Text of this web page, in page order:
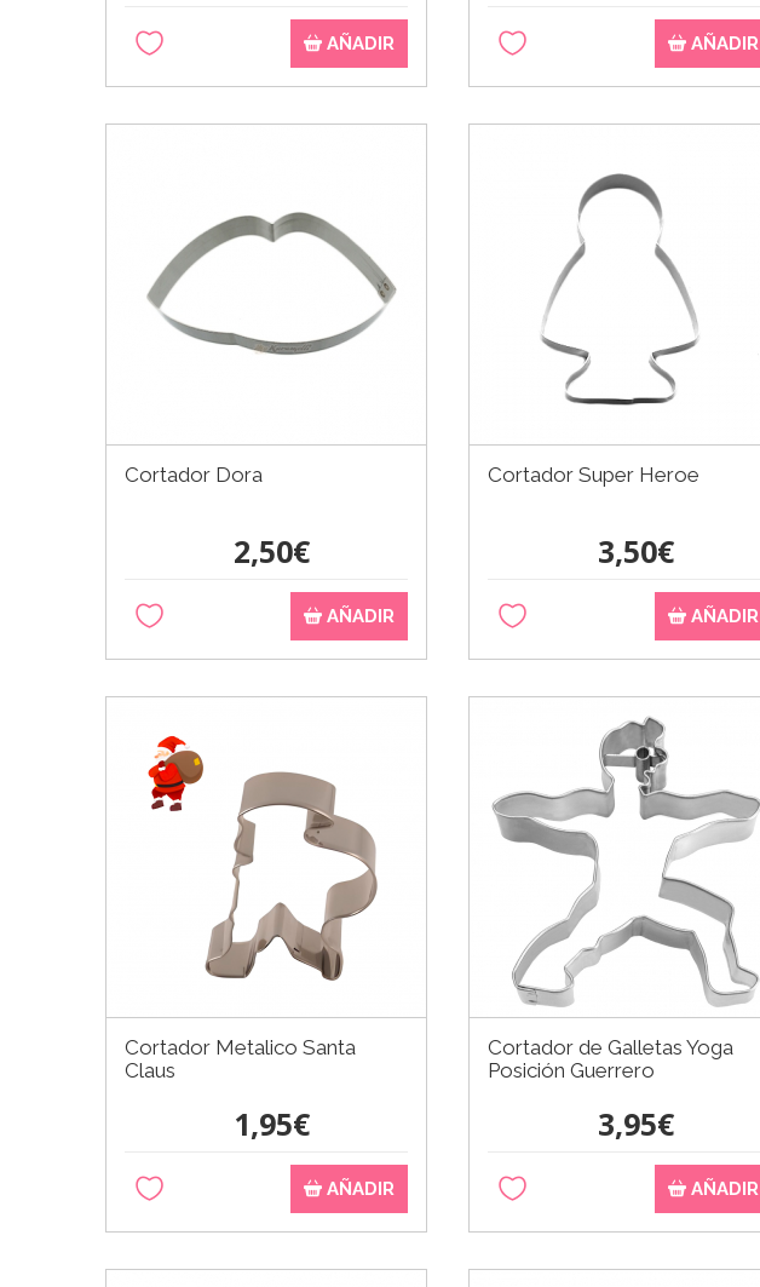
AÑADIR AÑADIR
Cortador Dora
2,50€
AÑADIR
Cortador Super Heroe
3,50€
AÑADIR
Cortador Metalico Santa
Claus
1,95€
AÑADIR
Cortador de Galletas Yoga
Posición Guerrero
3,95€
AÑADIR